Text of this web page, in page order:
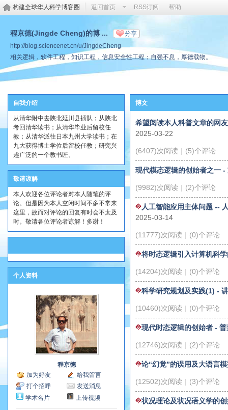
构建全球华人科学博客圈 返回首页 RSS订阅 帮助
程京德(Jingde Cheng)的博 ... 分享
http://blog.sciencenet.cn/u/JingdeCheng
相关逻辑，软件工程，知识工程，信息安全性工程；自强不息，厚德载物。
自我介绍
从清华附中去陕北延川县插队；从陕北
考回清华读书；从清华毕业后留校任
教；从清华派往日本九州大学读书；在
九大获得博士学位后留校任教；研究兴
趣广泛的一个教书匠。
敬请谅解
本人欢迎各位评论者对本人随笔的评
论。但是因为本人空闲时间不多不常来
这里，故而对评论的回复有时会不太及
时。敬请各位评论者谅解！多谢！
个人资料
程京德
加为好友
给我留言
打个招呼
发送消息
学术名片
上传视频
博文
希望阅读本人科普文章的网
2025-03-22
(6407)次阅读 | (5)个评论
现代模态逻辑的创始者之一 -
(9982)次阅读 | (2)个评论
人工智能应用主体问题 --
2025-03-14
(11777)次阅读 | (0)个评论
将时态逻辑引入计算机科
(14204)次阅读 | (0)个评论
科学研究规划及实践(1) -
(10460)次阅读 | (0)个评论
现代时态逻辑的创始者 - 普
(12746)次阅读 | (2)个评论
论“幻觉”的误用及大语言
(12502)次阅读 | (3)个评论
状况理论及状况语义学的